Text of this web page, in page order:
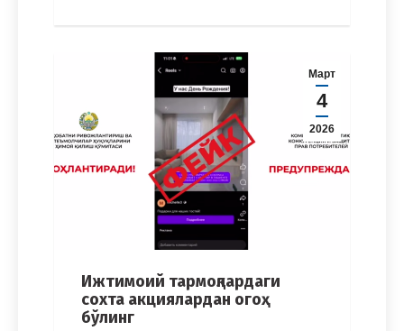
Март
4
2026
Ижтимоий тармоқлардаги
сохта акциялардан огоҳ
бўлинг